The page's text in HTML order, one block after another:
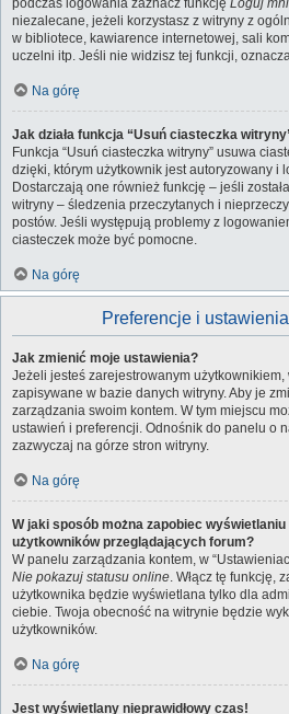
podczas logowania zaznacz funkcję Loguj
niezalecane, jeżeli korzystasz z witryny z
w bibliotece, kawiarence internetowej, sali
uczelni itp. Jeśli nie widzisz tej funkcji,
Na górę
Jak działa funkcja “Usuń ciasteczka
Funkcja “Usuń ciasteczka witryny” usuwa
dzięki, którym użytkownik jest autoryzowany i
Dostarczają one również funkcję – jeśli
witryny – śledzenia przeczytanych i
postów. Jeśli występują problemy z
ciasteczek może być pomocne.
Na górę
Preferencje i
Jak zmienić moje ustawienia?
Jeżeli jesteś zarejestrowanym
zapisywane w bazie danych witryny. Aby je
zarządzania swoim kontem. W tym miejscu
ustawień i preferencji. Odnośnik do panelu o
zazwyczaj na górze stron witryny.
Na górę
W jaki sposób można zapobiec
użytkowników przeglądających forum?
W panelu zarządzania kontem, w
Nie pokazuj statusu online. Włącz tę funkcję,
użytkownika będzie wyświetlana tylko dla
ciebie. Twoja obecność na witrynie będzie
użytkowników.
Na górę
Jest wyświetlany nieprawidłowy czas!